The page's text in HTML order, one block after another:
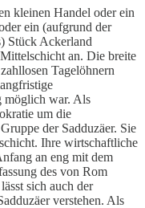
kleinen Handel oder ein
ein (aufgrund der
Stück Ackerland
an. Die breite
Tagelöhnern
möglich war. Als
um die
der Sadduzäer. Sie
Ihre wirtschaftliche
an eng mit dem
des von Rom
sich auch der
verstehen. Als